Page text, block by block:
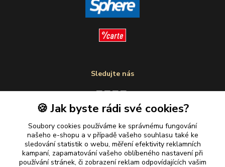
Sledujte nás
🍪 Jak byste rádi své cookies?
Soubory cookies používáme ke správnému fungování
našeho e-shopu a v případě vašeho souhlasu také ke
sledování statistik o webu, měření efektivity reklamních
kampaní, zapamatování vašeho oblíbeného nastavení při
používání stránek, či zobrazení reklam odpovídajících vašim